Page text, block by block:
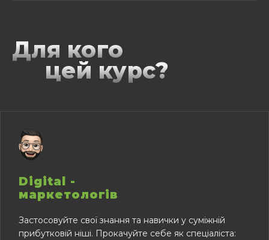
Для кого
цей курс?
Digital -
маркетологів
Застосовуйте свої знання та навички у суміжній
прибутковій ніші. Прокачуйте себе як спеціаліста: